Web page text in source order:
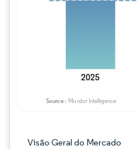
Visão Geral do Mercado